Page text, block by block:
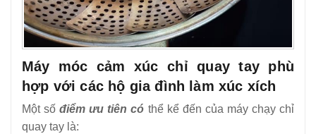
Máy móc cảm xúc chỉ quay tay phù
hợp với các hộ gia đình làm xúc xích
Một sốđiểm ưu tiên có thể kể đến của máy chạy chỉ
quay tay là: